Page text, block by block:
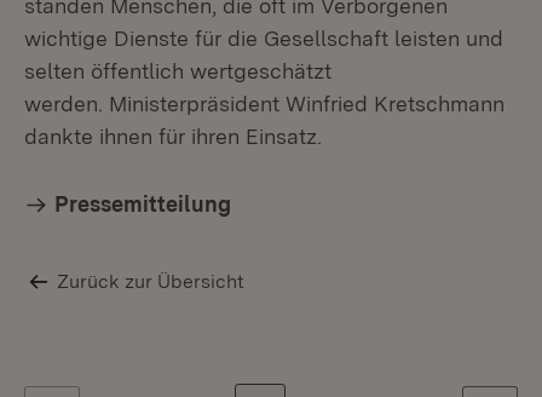
standen Menschen, die oft im Verborgenen
wichtige Dienste für die Gesellschaft leisten und
selten öffentlich wertgeschätzt
werden. Ministerpräsident Winfried Kretschmann
dankte ihnen für ihren Einsatz.
Pressemitteilung
Zurück zur Übersicht